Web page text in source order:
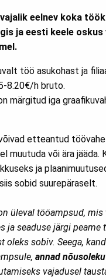
eelnev koka
ja eesti keele oskus
töö asukohast ja
8.20€/h bruto.
märgitud iga
etteantud
muutuda või ära jääda.
ja
sobid suurepäraselt.
üleval tööampsud,
ja seaduse järgi peame
oleks sobiv. Seega,
annad nõusoleku
vajadusel